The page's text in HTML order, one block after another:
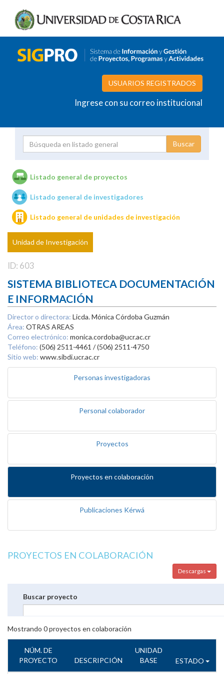
USUARIOS REGISTRADOS
Ingrese con su correo institucional
Unidades de investigación
Listado general de proyectos
Listado general de investigadores
Listado general de unidades de investigación
Unidad de Investigación
ID: 603
SISTEMA BIBLIOTECA DOCUMENTACIÓN
E INFORMACIÓN
Director o directora: Licda. Mónica Córdoba Guzmán
Área: OTRAS AREAS
Correo electrónico: monica.cordoba@ucr.ac.cr
Teléfono: (506) 2511-4461 / (506) 2511-4750
Sitio web: www.sibdi.ucr.ac.cr
Personas investigadoras
Personal colaborador
Proyectos
Proyectos en colaboración
Publicaciones Kérwá
PROYECTOS EN COLABORACIÓN
Descargas
Buscar proyecto
Mostrando 0proyectos en colaboración
NÚM. DE
PROYECTO
DESCRIPCIÓN
UNIDAD
BASE
ESTADO